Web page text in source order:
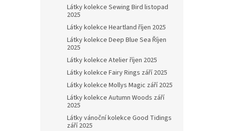
Látky kolekce Sewing Bird listopad
2025
Látky kolekce Heartland říjen 2025
Látky kolekce Deep Blue Sea Říjen
2025
Látky kolekce Atelier říjen 2025
Látky kolekce Fairy Rings září 2025
Látky kolekce Mollys Magic září 2025
Látky kolekce Autumn Woods září
2025
Látky vánoční kolekce Good Tidings
září 2025